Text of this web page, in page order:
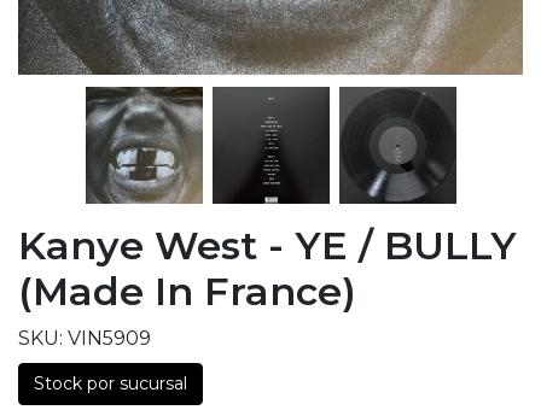
Kanye West - YE / BULLY
(Made In France)
SKU: VIN5909
Stock por sucursal